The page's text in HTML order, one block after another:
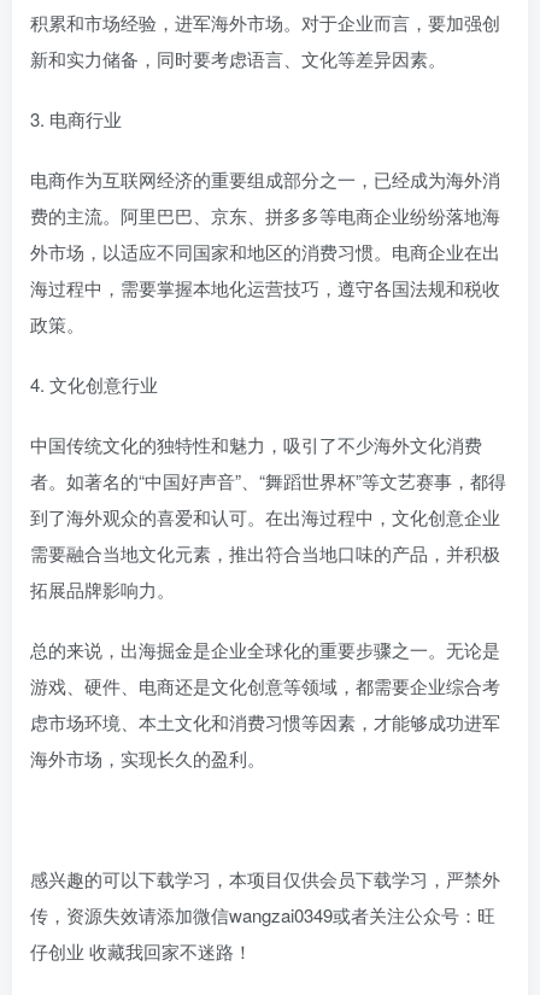
积累和市场经验，进军海外市场。对于企业而言，要加强创
新和实力储备，同时要考虑语言、文化等差异因素。
3. 电商行业
电商作为互联网经济的重要组成部分之一，已经成为海外消
费的主流。阿里巴巴、京东、拼多多等电商企业纷纷落地海
外市场，以适应不同国家和地区的消费习惯。电商企业在出
海过程中，需要掌握本地化运营技巧，遵守各国法规和税收
政策。
4. 文化创意行业
中国传统文化的独特性和魅力，吸引了不少海外文化消费
者。如著名的“中国好声音”、“舞蹈世界杯”等文艺赛事，都得
到了海外观众的喜爱和认可。在出海过程中，文化创意企业
需要融合当地文化元素，推出符合当地口味的产品，并积极
拓展品牌影响力。
总的来说，出海掘金是企业全球化的重要步骤之一。无论是
游戏、硬件、电商还是文化创意等领域，都需要企业综合考
虑市场环境、本土文化和消费习惯等因素，才能够成功进军
海外市场，实现长久的盈利。
感兴趣的可以下载学习，本项目仅供会员下载学习，严禁外
传，资源失效请添加微信wangzai0349或者关注公众号：旺
仔创业 收藏我回家不迷路！